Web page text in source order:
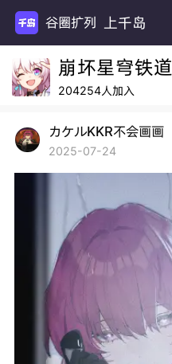
谷圈扩列 上千岛
崩坏星穹铁道
204254人加入
カケルKKR不会画画
2025-07-24